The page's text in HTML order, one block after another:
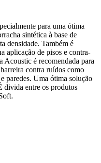
para uma ótima
sintética à base de
densidade. Também é
aplicação de pisos e contra-
Acoustic é recomendada para
contra ruídos como
paredes. Uma ótima solução
divida entre os produtos